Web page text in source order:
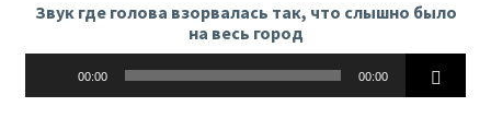
Звук где голова взорвалась так, что слышно было
на весь город
00:00 00:00